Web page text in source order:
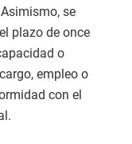
se
plazo de once
o
empleo o
con el